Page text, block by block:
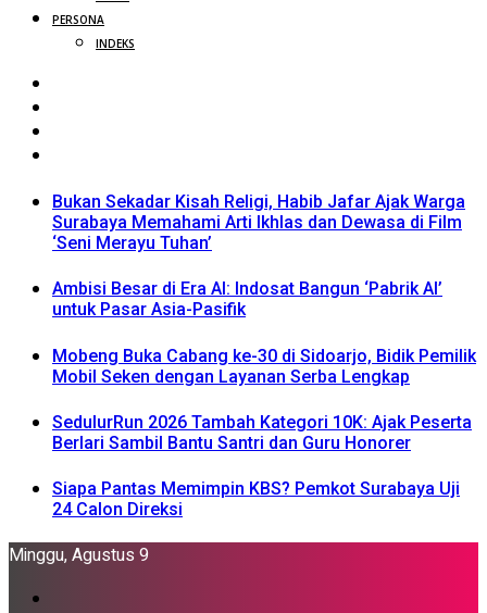
PERSONA
INDEKS
Bukan Sekadar Kisah Religi, Habib Jafar Ajak Warga
Surabaya Memahami Arti Ikhlas dan Dewasa di Film
‘Seni Merayu Tuhan’
Ambisi Besar di Era AI: Indosat Bangun ‘Pabrik AI’
untuk Pasar Asia-Pasifik
Mobeng Buka Cabang ke-30 di Sidoarjo, Bidik Pemilik
Mobil Seken dengan Layanan Serba Lengkap
SedulurRun 2026 Tambah Kategori 10K: Ajak Peserta
Berlari Sambil Bantu Santri dan Guru Honorer
Siapa Pantas Memimpin KBS? Pemkot Surabaya Uji
24 Calon Direksi
Minggu, Agustus 9